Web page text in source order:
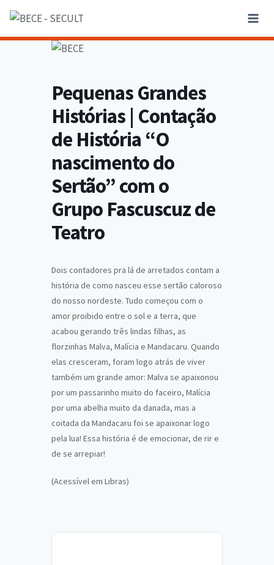
Pequenas Grandes
Histórias | Contação
de História “O
nascimento do
Sertão” com o
Grupo Fascuscuz de
Teatro
Dois contadores pra lá de arretados contam a
história de como nasceu esse sertão caloroso
do nosso nordeste. Tudo começou com o
amor proibido entre o sol e a terra, que
acabou gerando três lindas filhas, as
florzinhas Malva, Malícia e Mandacaru. Quando
elas cresceram, foram logo atrás de viver
também um grande amor: Malva se apaixonou
por um passarinho muito do faceiro, Malícia
por uma abelha muito da danada, mas a
coitada da Mandacaru foi se apaixonar logo
pela lua! Essa história é de emocionar, de rir e
de se arrepiar!
(Acessível em Libras)